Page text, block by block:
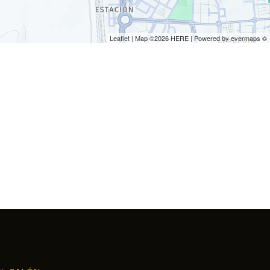
Leaflet | Map ©2026HERE | Powered byevermaps ©